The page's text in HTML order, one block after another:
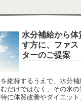
水分補給から
す方に、ファ
ターのご提案
維持するうえで、水分
だけではなく、その水
に体質改善やダイエッ